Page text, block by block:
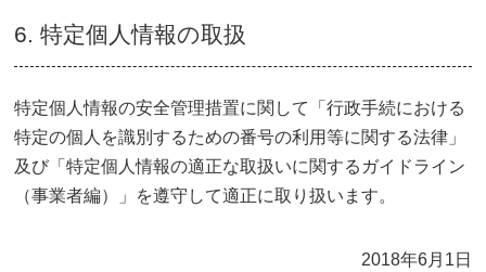
6. 特定個人情報の取扱
特定個人情報の安全管理措置に関して「行政手続における
特定の個人を識別するための番号の利用等に関する法律」
及び「特定個人情報の適正な取扱いに関するガイドライン
（事業者編）」を遵守して適正に取り扱います。
2018年6月1日